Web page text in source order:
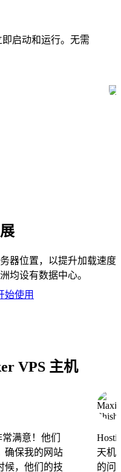
启动和运行。无需
器位置，以提升加载速度
均设有数据中心。
始使用
VPS 主机
满意！他们
确保我的网站
候，他们的技
天机
的问